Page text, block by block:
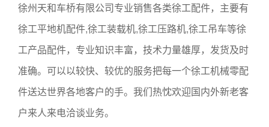
徐州天和车桥有限公司专业销售各类徐工配件，主要有
徐工平地机配件,徐工装载机,徐工压路机,徐工吊车等徐
工产品配件，专业知识丰富，技术力量雄厚，发货及时
准确。可以以较快、较优的服务把每一个徐工机械零配
件送达世界各地客户的手。我们热忱欢迎国内外新老客
户来人来电洽谈业务。